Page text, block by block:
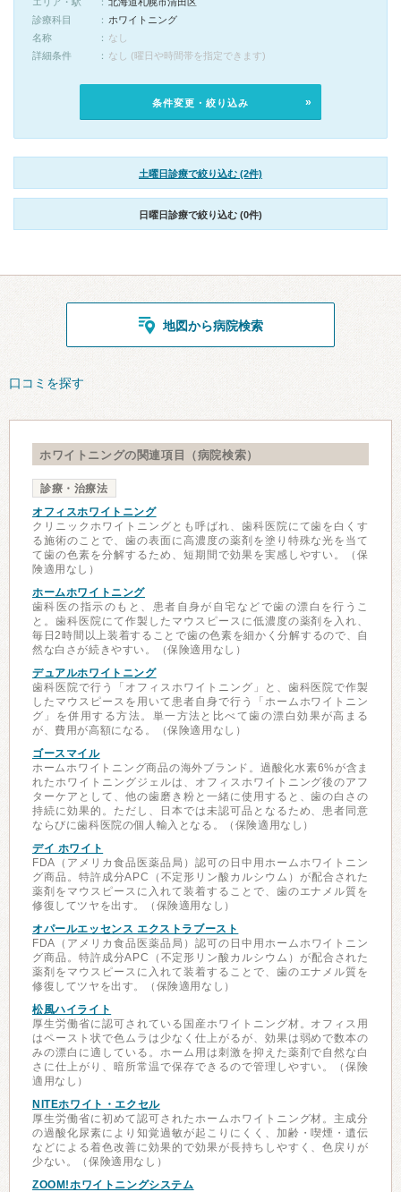
診療科目
ホワイトニング
名称
なし
詳細条件
なし (曜日や時間帯を指定できます)
条件変更・絞り込み
土曜日診療で絞り込む (2件)
日曜日診療で絞り込む (0件)
地図から病院検索
口コミを探す
ホワイトニングの関連項目（病院検索）
診療・治療法
オフィスホワイトニング
クリニックホワイトニングとも呼ばれ、歯科医院にて歯を白くす
る施術のことで、歯の表面に高濃度の薬剤を塗り特殊な光を当て
て歯の色素を分解するため、短期間で効果を実感しやすい。（保
険適用なし）
ホームホワイトニング
歯科医の指示のもと、患者自身が自宅などで歯の漂白を行うこ
と。歯科医院にて作製したマウスピースに低濃度の薬剤を入れ、
毎日2時間以上装着することで歯の色素を細かく分解するので、自
然な白さが続きやすい。（保険適用なし）
デュアルホワイトニング
歯科医院で行う「オフィスホワイトニング」と、歯科医院で作製
したマウスピースを用いて患者自身で行う「ホームホワイトニン
グ」を併用する方法。単一方法と比べて歯の漂白効果が高まる
が、費用が高額になる。（保険適用なし）
ゴースマイル
ホームホワイトニング商品の海外ブランド。過酸化水素6%が含ま
れたホワイトニングジェルは、オフィスホワイトニング後のアフ
ターケアとして、他の歯磨き粉と一緒に使用すると、歯の白さの
持続に効果的。ただし、日本では未認可品となるため、患者同意
ならびに歯科医院の個人輸入となる。（保険適用なし）
デイ ホワイト
FDA（アメリカ食品医薬品局）認可の日中用ホームホワイトニン
グ商品。特許成分APC（不定形リン酸カルシウム）が配合された
薬剤をマウスピースに入れて装着することで、歯のエナメル質を
修復してツヤを出す。（保険適用なし）
オパールエッセンス エクストラブースト
FDA（アメリカ食品医薬品局）認可の日中用ホームホワイトニン
グ商品。特許成分APC（不定形リン酸カルシウム）が配合された
薬剤をマウスピースに入れて装着することで、歯のエナメル質を
修復してツヤを出す。（保険適用なし）
松風ハイライト
厚生労働省に認可されている国産ホワイトニング材。オフィス用
はペースト状で色ムラは少なく仕上がるが、効果は弱めで数本の
みの漂白に適している。ホーム用は刺激を抑えた薬剤で自然な白
さに仕上がり、暗所常温で保存できるので管理しやすい。（保険
適用なし）
NITEホワイト・エクセル
厚生労働省に初めて認可されたホームホワイトニング材。主成分
の過酸化尿素により知覚過敏が起こりにくく、加齢・喫煙・遺伝
などによる着色改善に効果的で効果が長持ちしやすく、色戻りが
少ない。（保険適用なし）
ZOOM!ホワイトニングシステム